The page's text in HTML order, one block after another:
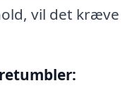
vil det kræve